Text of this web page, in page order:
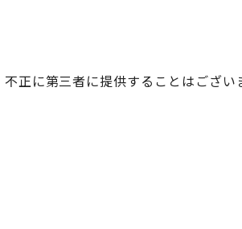
正に第三者に提供することはござい